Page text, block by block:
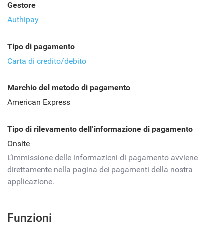
Gestore
Authipay
Tipo di pagamento
Carta di credito/debito
Marchio del metodo di pagamento
American Express
Tipo di rilevamento dell’informazione di pagamento
Onsite
L’immissione delle informazioni di pagamento avviene
direttamente nella pagina dei pagamenti della nostra
applicazione.
Funzioni